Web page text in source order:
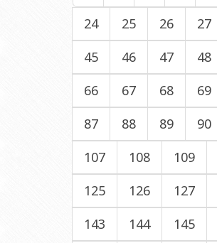
24
25 26 27
45
46 47 48
66
67 68 69
87
88 89 90
107
108 109
125
126 127
143
144 145